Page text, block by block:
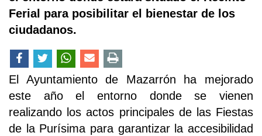
Ferial para posibilitar el bienestar de los
ciudadanos.
El Ayuntamiento de Mazarrón ha mejorado
este año el entorno donde se vienen
realizando los actos principales de las Fiestas
de la Purísima para garantizar la accesibilidad